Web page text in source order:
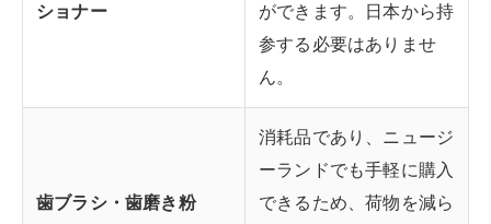
ショナー
ができます。日本から持
参する必要はありませ
ん。
歯ブラシ・歯磨き粉
消耗品であり、ニュージ
ーランドでも手軽に購入
できるため、荷物を減ら